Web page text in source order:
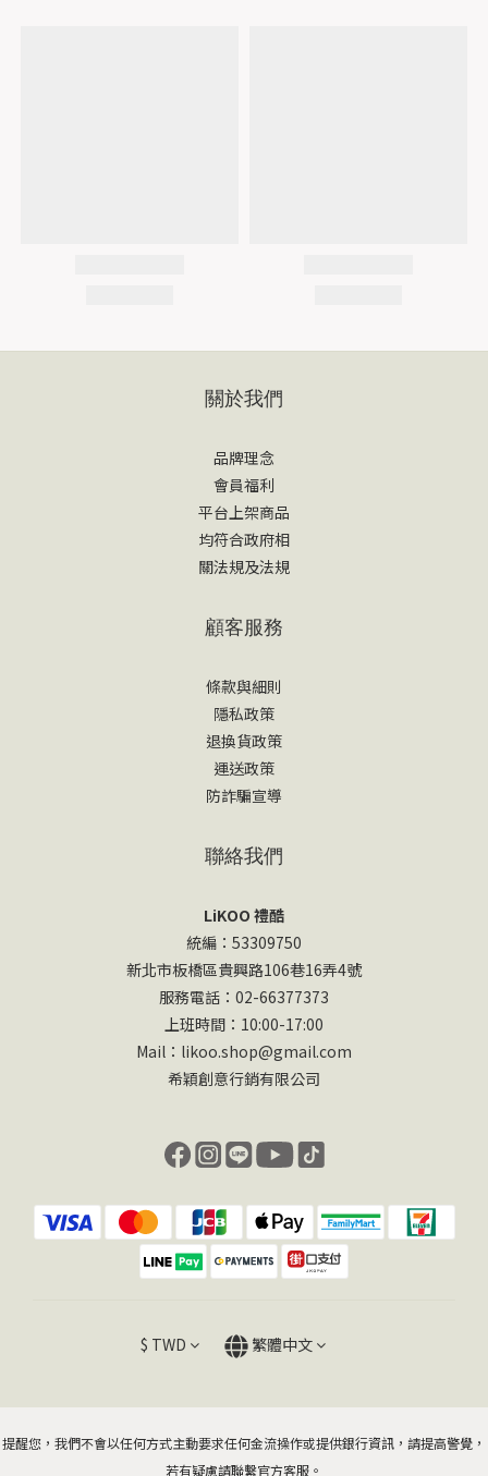
關於我們
品牌理念
會員福利
平台上架商品
均符合政府相
關法規及法規
顧客服務
條款與細則
隱私政策
退換貨政策
運送政策
防詐騙宣導
聯絡我們
LiKOO 禮酷
統編：53309750
新北市板橋區貴興路106巷16弄4號
服務電話：02-66377373
上班時間：10:00-17:00
Mail：likoo.shop@gmail.com
希穎創意行銷有限公司
$ TWD 繁體中文
提醒您，我們不會以任何方式主動要求任何金流操作或提供銀行資訊，請提高警覺，
若有疑慮請聯繫官方客服。